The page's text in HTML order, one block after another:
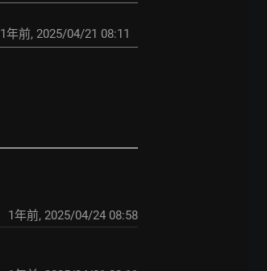
1年前, 2025/04/21 08:11
1年前, 2025/04/24 08:58